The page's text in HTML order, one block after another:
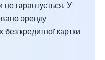
не гарантується. У
оренду
кредитної картки